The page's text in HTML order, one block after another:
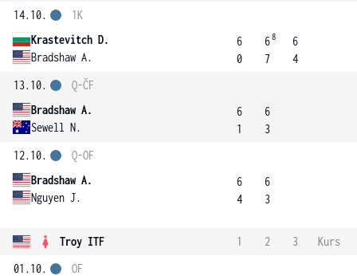
14.10.
Krastevitch D.
Bradshaw A.
1K
6
0
68
7
6
4
13.10.
Bradshaw A.
Sewell N.
Q-ČF
6
1
6
3
12.10.
Bradshaw A.
Nguyen J.
Q-OF
6
4
6
3
Troy ITF 1 2 3
Kurs
01.10.
OF